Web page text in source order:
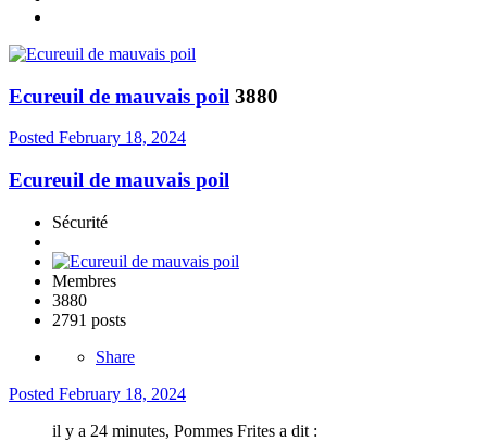
Ecureuil de mauvais poil 3880
Posted February 18, 2024
Ecureuil de mauvais poil
Sécurité
Membres
3880
2791 posts
Share
Posted February 18, 2024
il y a 24 minutes, Pommes Frites a dit :